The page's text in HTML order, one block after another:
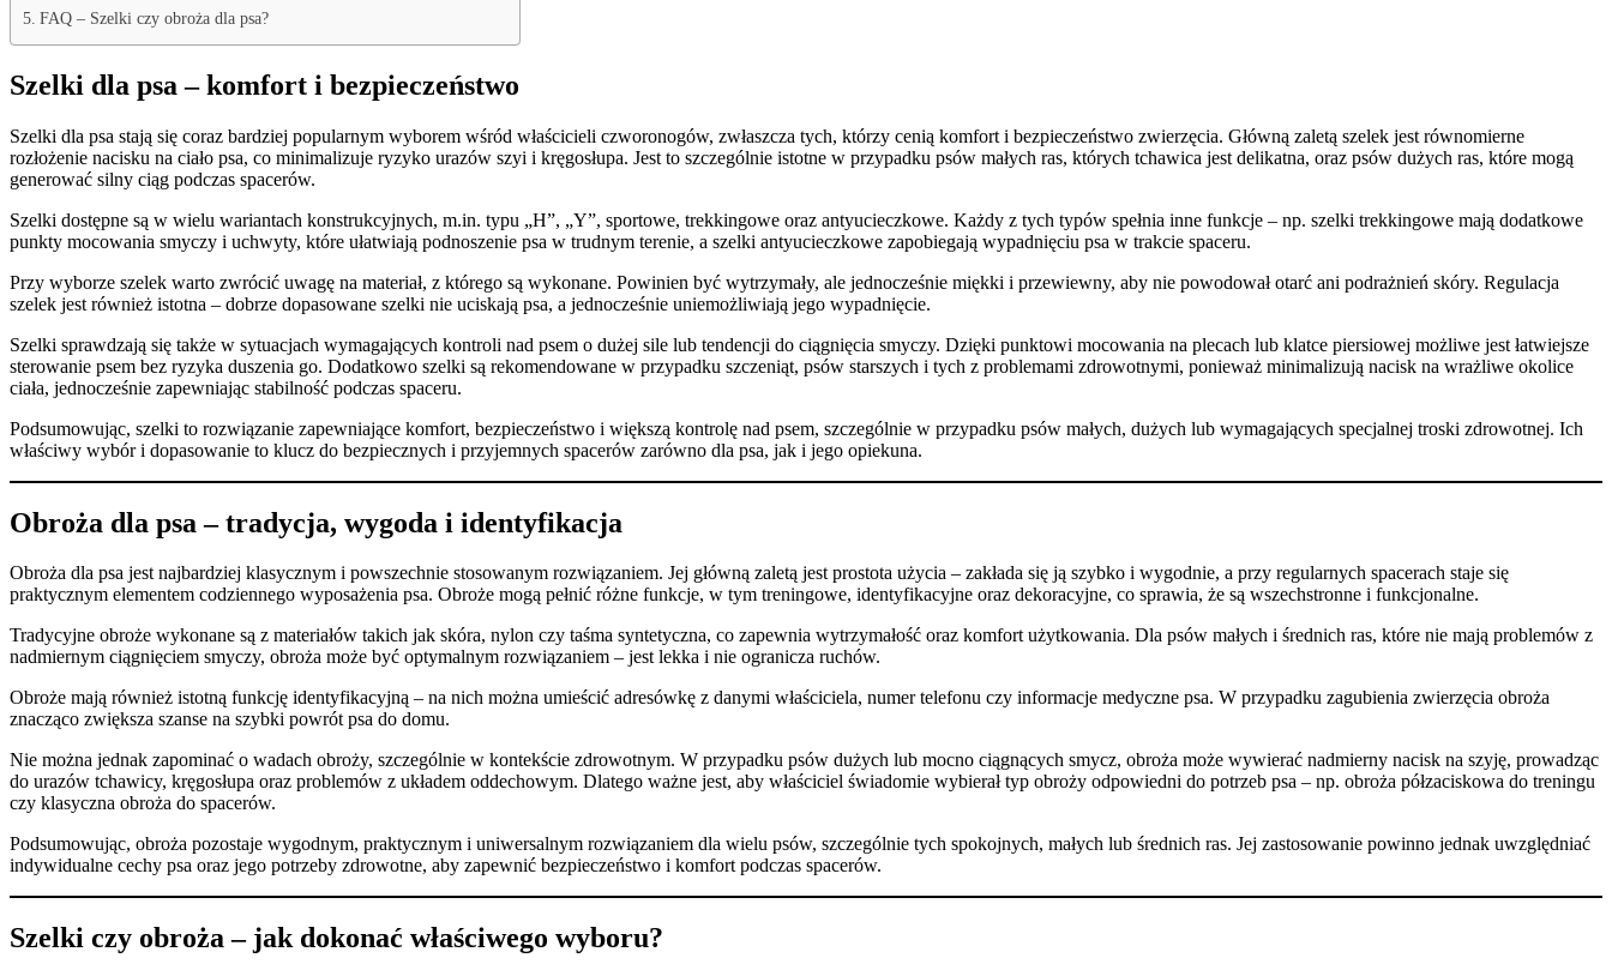
FAQ – Szelki czy obroża dla psa?
Szelki dla psa – komfort i bezpieczeństwo
Szelki dla psa stają się coraz bardziej popularnym wyborem wśród właścicieli czworonogów, zwłaszcza tych, którzy cenią komfort i bezpieczeństwo zwierzęcia. Główną zaletą szelek jest równomierne
rozłożenie nacisku na ciało psa, co minimalizuje ryzyko urazów szyi i kręgosłupa. Jest to szczególnie istotne w przypadku psów małych ras, których tchawica jest delikatna, oraz psów dużych ras, które mogą
generować silny ciąg podczas spacerów.
Szelki dostępne są w wielu wariantach konstrukcyjnych, m.in. typu „H”, „Y”, sportowe, trekkingowe oraz antyucieczkowe. Każdy z tych typów spełnia inne funkcje – np. szelki trekkingowe mają dodatkowe
punkty mocowania smyczy i uchwyty, które ułatwiają podnoszenie psa w trudnym terenie, a szelki antyucieczkowe zapobiegają wypadnięciu psa w trakcie spaceru.
Przy wyborze szelek warto zwrócić uwagę na materiał, z którego są wykonane. Powinien być wytrzymały, ale jednocześnie miękki i przewiewny, aby nie powodował otarć ani podrażnień skóry. Regulacja
szelek jest również istotna – dobrze dopasowane szelki nie uciskają psa, a jednocześnie uniemożliwiają jego wypadnięcie.
Szelki sprawdzają się także w sytuacjach wymagających kontroli nad psem o dużej sile lub tendencji do ciągnięcia smyczy. Dzięki punktowi mocowania na plecach lub klatce piersiowej możliwe jest łatwiejsze
sterowanie psem bez ryzyka duszenia go. Dodatkowo szelki są rekomendowane w przypadku szczeniąt, psów starszych i tych z problemami zdrowotnymi, ponieważ minimalizują nacisk na wrażliwe okolice
ciała, jednocześnie zapewniając stabilność podczas spaceru.
Podsumowując, szelki to rozwiązanie zapewniające komfort, bezpieczeństwo i większą kontrolę nad psem, szczególnie w przypadku psów małych, dużych lub wymagających specjalnej troski zdrowotnej. Ich
właściwy wybór i dopasowanie to klucz do bezpiecznych i przyjemnych spacerów zarówno dla psa, jak i jego opiekuna.
Obroża dla psa – tradycja, wygoda i identyfikacja
Obroża dla psa jest najbardziej klasycznym i powszechnie stosowanym rozwiązaniem. Jej główną zaletą jest prostota użycia – zakłada się ją szybko i wygodnie, a przy regularnych spacerach staje się
praktycznym elementem codziennego wyposażenia psa. Obroże mogą pełnić różne funkcje, w tym treningowe, identyfikacyjne oraz dekoracyjne, co sprawia, że są wszechstronne i funkcjonalne.
Tradycyjne obroże wykonane są z materiałów takich jak skóra, nylon czy taśma syntetyczna, co zapewnia wytrzymałość oraz komfort użytkowania. Dla psów małych i średnich ras, które nie mają problemów z
nadmiernym ciągnięciem smyczy, obroża może być optymalnym rozwiązaniem – jest lekka i nie ogranicza ruchów.
Obroże mają również istotną funkcję identyfikacyjną – na nich można umieścić adresówkę z danymi właściciela, numer telefonu czy informacje medyczne psa. W przypadku zagubienia zwierzęcia obroża
znacząco zwiększa szanse na szybki powrót psa do domu.
Nie można jednak zapominać o wadach obroży, szczególnie w kontekście zdrowotnym. W przypadku psów dużych lub mocno ciągnących smycz, obroża może wywierać nadmierny nacisk na szyję, prowadząc
do urazów tchawicy, kręgosłupa oraz problemów z układem oddechowym. Dlatego ważne jest, aby właściciel świadomie wybierał typ obroży odpowiedni do potrzeb psa – np. obroża półzaciskowa do treningu
czy klasyczna obroża do spacerów.
Podsumowując, obroża pozostaje wygodnym, praktycznym i uniwersalnym rozwiązaniem dla wielu psów, szczególnie tych spokojnych, małych lub średnich ras. Jej zastosowanie powinno jednak uwzględniać
indywidualne cechy psa oraz jego potrzeby zdrowotne, aby zapewnić bezpieczeństwo i komfort podczas spacerów.
Szelki czy obroża – jak dokonać właściwego wyboru?